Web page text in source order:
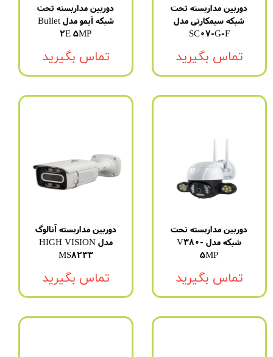
دوربین مداربسته تحت
شبکه سیمکارتی مدل
SC07-G-F
تماس بگیرید
دوربین مداربسته تحت
شبکه آیمو مدل Bullet
2E 5MP
تماس بگیرید
دوربین مداربسته تحت
شبکه مدل V380-
5MP
تماس بگیرید
دوربین مداربسته آنالوگ
مدل HIGH VISION
MS8233
تماس بگیرید